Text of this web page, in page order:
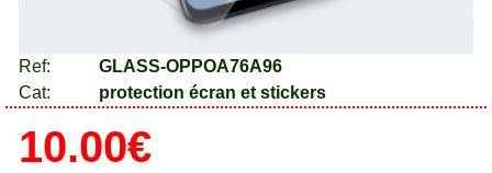
Ref:
GLASS-OPPOA76A96
Cat:
protection écran et stickers
10.00€